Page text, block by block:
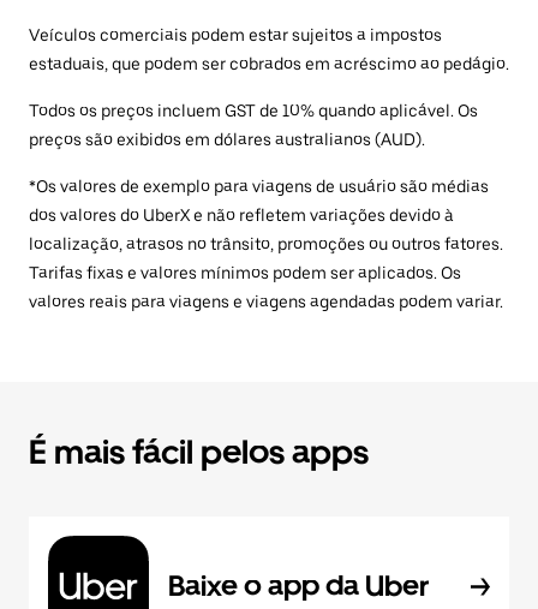
Veículos comerciais podem estar sujeitos a impostos
estaduais, que podem ser cobrados em acréscimo ao pedágio.
Todos os preços incluem GST de 10% quando aplicável. Os
preços são exibidos em dólares australianos (AUD).
*Os valores de exemplo para viagens de usuário são médias
dos valores do UberX e não refletem variações devido à
localização, atrasos no trânsito, promoções ou outros fatores.
Tarifas fixas e valores mínimos podem ser aplicados. Os
valores reais para viagens e viagens agendadas podem variar.
É mais fácil pelos apps
Baixe o app da Uber